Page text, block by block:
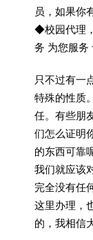
员，如果你
◆校园代理
务 为您服务
只不过有一
特殊的性质
任。有些朋
们怎么证明
的东西可靠
我们就应该
完全没有任
这里办理，
的，我相信